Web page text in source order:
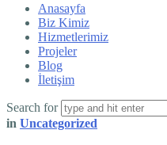
Anasayfa
Biz Kimiz
Hizmetlerimiz
Projeler
Blog
İletişim
Search for
in Uncategorized